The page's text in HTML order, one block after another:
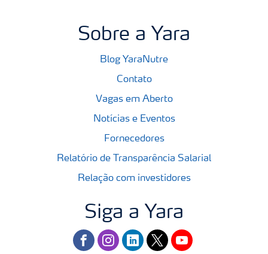
Sobre a Yara
Blog YaraNutre
Contato
Vagas em Aberto
Notícias e Eventos
Fornecedores
Relatório de Transparência Salarial
Relação com investidores
Siga a Yara
facebookinstagram
linkedintwitteryoutube